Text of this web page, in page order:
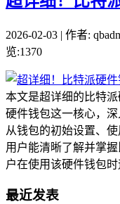
2026-02-03 | 作者:
览:1370
本文是超详细的比特
硬件钱包这一核心，
从钱包的初始设置、
用户能清晰了解并掌
户在使用该硬件钱包
最近发表